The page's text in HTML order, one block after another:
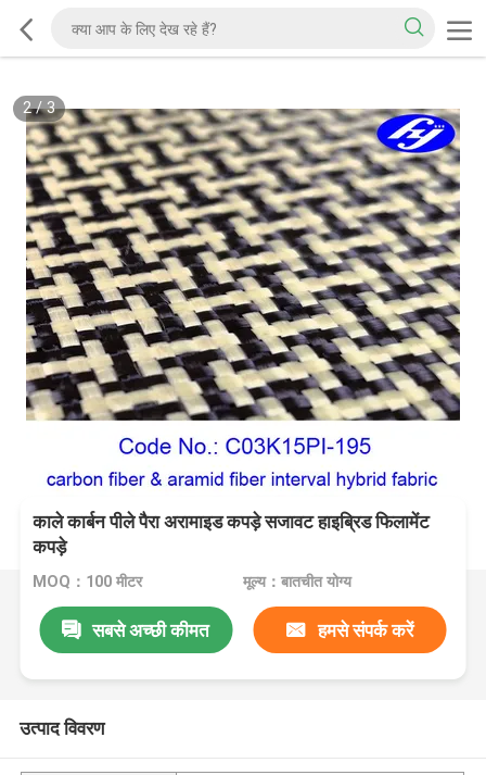
2/3
काले कार्बन पीले पैरा अरामाइड कपड़े सजावट हाइब्रिड फिलामेंट
कपड़े
MOQ：100 मीटर मूल्य：बातचीत योग्य
सबसे अच्छी कीमत हमसे संपर्क करें
उत्पाद विवरण